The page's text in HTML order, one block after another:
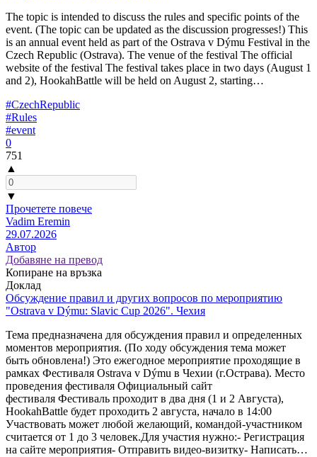
The topic is intended to discuss the rules and specific points of the
event. (The topic can be updated as the discussion progresses!) This
is an annual event held as part of the Ostrava v Dýmu Festival in the
Czech Republic (Ostrava). The venue of the festival The official
website of the festival The festival takes place in two days (August 1
and 2), HookahBattle will be held on August 2, starting…
#CzechRepublic
#Rules
#event
0
751
▲
▼
Прочетете повече
Vadim Eremin
29.07.2026
Автор
Добавяне на превод
Копиране на връзка
Доклад
Обсуждение правил и других вопросов по мероприятию
"Ostrava v Dýmu: Slavic Cup 2026". Чехия
Тема предназначена для обсуждения правил и определенных
моментов мероприятия. (По ходу обсуждения тема может
быть обновлена!) Это ежегодное мероприятие проходящие в
рамках Фестиваля Ostrava v Dýmu в Чехии (г.Острава). Место
проведения фестиваля Официальный сайт
фестиваля Фестиваль проходит в два дня (1 и 2 Августа),
HookahBattle будет проходить 2 августа, начало в 14:00
Участвовать может любой желающий, командой-участником
считается от 1 до 3 человек.Для участия нужно:- Регистрация
на сайте мероприятия- Отправить видео-визитку- Написать…